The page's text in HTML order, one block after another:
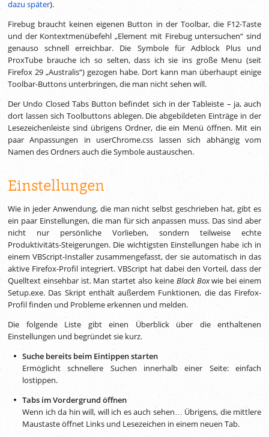
dazu später).
Firebug braucht keinen eigenen Button in der Toolbar, die F12-Taste
und der Kontextmenübefehl „Element mit Firebug untersuchen“ sind
genauso schnell erreichbar. Die Symbole für Adblock Plus und
ProxTube brauche ich so selten, dass ich sie ins große Menu (seit
Firefox 29 „Australis“) gezogen habe. Dort kann man überhaupt einige
Toolbar-Buttons unterbringen, die man nicht sehen will.
Der Undo Closed Tabs Button befindet sich in der Tableiste – ja, auch
dort lassen sich Toolbuttons ablegen. Die abgebildeten Einträge in der
Lesezeichenleiste sind übrigens Ordner, die ein Menü öffnen. Mit ein
paar Anpassungen in userChrome.css lassen sich abhängig vom
Namen des Ordners auch die Symbole austauschen.
Einstellungen
Wie in jeder Anwendung, die man nicht selbst geschrieben hat, gibt es
ein paar Einstellungen, die man für sich anpassen muss. Das sind aber
nicht nur persönliche Vorlieben, sondern teilweise echte
Produktivitäts-Steigerungen. Die wichtigsten Einstellungen habe ich in
einem VBScript-Installer zusammengefasst, der sie automatisch in das
aktive Firefox-Profil integriert. VBScript hat dabei den Vorteil, dass der
Quelltext einsehbar ist. Man startet also keine Black Boxwie bei einem
Setup.exe. Das Skript enthält außerdem Funktionen, die das Firefox-
Profil finden und Probleme erkennen und melden.
Die folgende Liste gibt einen Überblick über die enthaltenen
Einstellungen und begründet sie kurz.
Suche bereits beim Eintippen starten
Ermöglicht schnellere Suchen innerhalb einer Seite: einfach
lostippen.
Tabs im Vordergrund öffnen
Wenn ich da hin will, will ich es auch sehen… Übrigens, die mittlere
Maustaste öffnet Links und Lesezeichen in einem neuen Tab.